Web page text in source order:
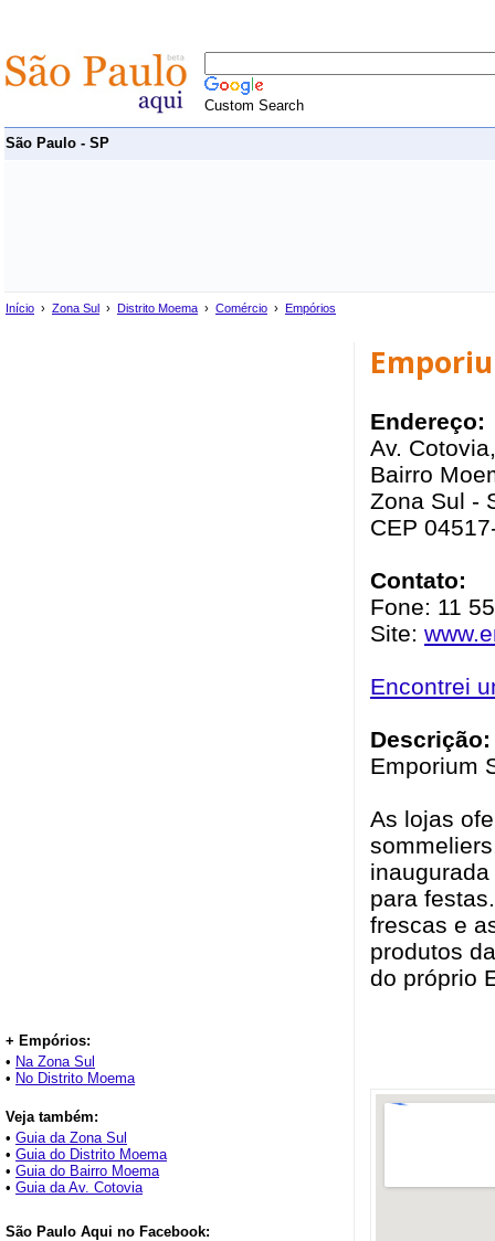
Custom Search
São Paulo - SP
Início › Zona Sul › Distrito Moema › Comércio › Empórios
+ Empórios:
• Na Zona Sul
• No Distrito Moema
Veja também:
• Guia da Zona Sul
• Guia do Distrito Moema
• Guia do Bairro Moema
• Guia da Av. Cotovia
São Paulo Aqui no Facebook:
Endereço:
Av.
Bairro
Zona Sul -
CEP
Contato:
Fone: 11
Site:
Encontrei
Descrição:
Emporium
As lojas
para
frescas e
produtos
do próprio